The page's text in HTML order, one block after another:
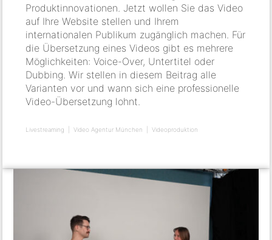
Produktinnovationen. Jetzt wollen Sie das Video
auf Ihre Website stellen und Ihrem
internationalen Publikum zugänglich machen. Für
die Übersetzung eines Videos gibt es mehrere
Möglichkeiten: Voice-Over, Untertitel oder
Dubbing. Wir stellen in diesem Beitrag alle
Varianten vor und wann sich eine professionelle
Video-Übersetzung lohnt.
Livestreaming Video Agentur München Videoproduktion